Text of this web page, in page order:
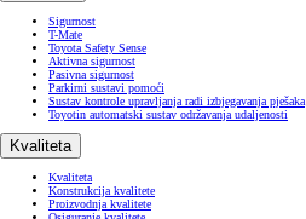
Sigurnost
T-Mate
Toyota Safety Sense
Aktivna sigurnost
Pasivna sigurnost
Parkirni sustavi pomoći
Sustav kontrole upravljanja radi izbjegavanja pješaka
Toyotin automatski sustav održavanja udaljenosti
Kvaliteta
Kvaliteta
Konstrukcija kvalitete
Proizvodnja kvalitete